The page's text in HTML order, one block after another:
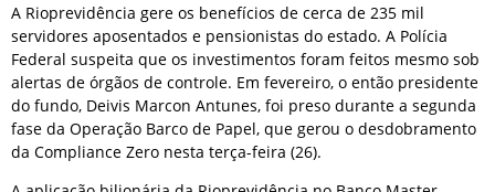
A Rioprevidência gere os benefícios de cerca de 235 mil
servidores aposentados e pensionistas do estado. A Polícia
Federal suspeita que os investimentos foram feitos mesmo sob
alertas de órgãos de controle. Em fevereiro, o então presidente
do fundo, Deivis Marcon Antunes, foi preso durante a segunda
fase da Operação Barco de Papel, que gerou o desdobramento
da Compliance Zero nesta terça-feira (26).